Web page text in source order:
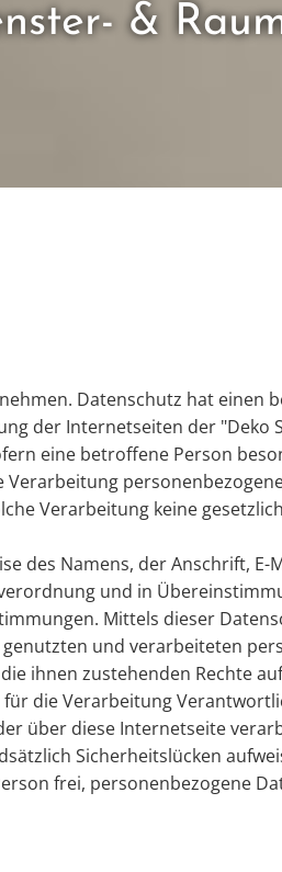
&
Da­ten­schutz hat einen
der In­ter­net­sei­ten der
eine be­trof­fe­ne Per­son
Ver­ar­bei­tung keine
des Na­mens, der An­schrift,
und in
Mit­tels die­ser
und ver­ar­bei­te­ten
ihnen zu­ste­hen­den Rech­te
für die Ver­ar­bei­tung
über diese In­ter­net­sei­te
Si­cher­heits­lü­cken
frei, per­so­nen­be­zo­ge­ne